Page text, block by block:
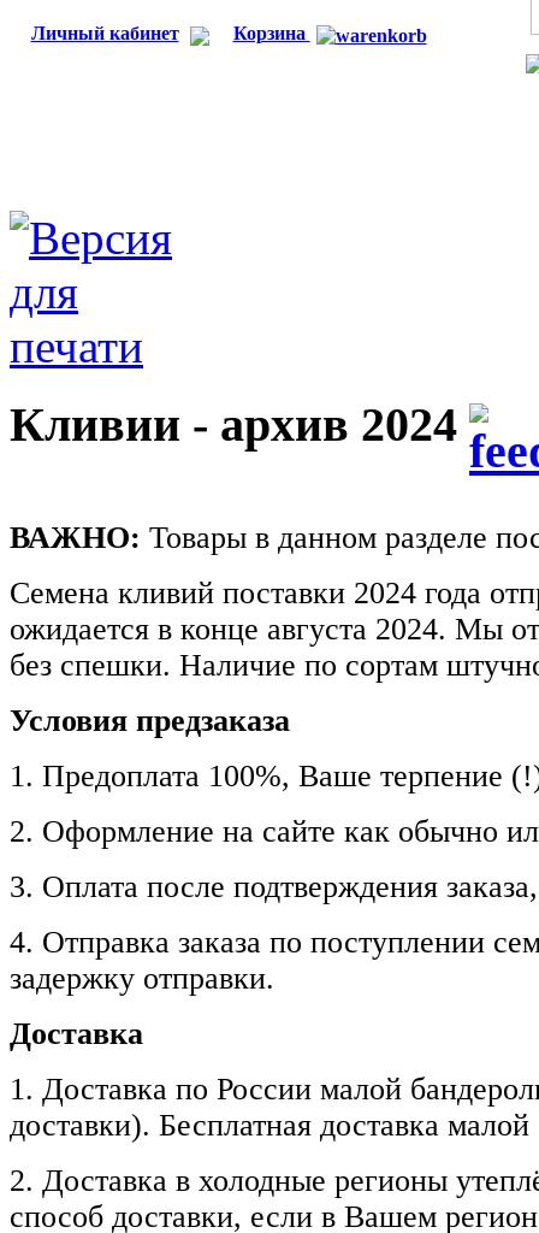
Личный кабинет Корзина
Кливии - архив 2024
ВАЖНО: Товары в данном разделе
Семена кливий поставки 2024 года
ожидается в конце августа 2024. Мы
без спешки. Наличие по сортам
Условия предзаказа
1. Предоплата 100%, Ваше терпение
2. Оформление на сайте как обычно
3. Оплата после подтверждения
4. Отправка заказа по поступлении
задержку отправки.
Доставка
1. Доставка по России малой
доставки). Бесплатная доставка
2. Доставка в холодные регионы
способ доставки, если в Вашем